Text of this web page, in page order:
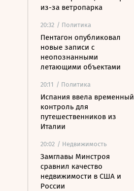
из-за ветропарка
20:32 / Политика
Пентагон опубликовал
новые записи с
неопознанными
летающими объектами
20:11 / Политика
Испания ввела временный
контроль для
путешественников из
Италии
20:02 / Недвижимость
Замглавы Минстроя
сравнил качество
недвижимости в США и
России